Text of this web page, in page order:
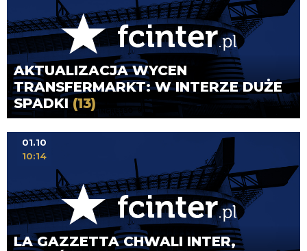
AKTUALIZACJA WYCEN
TRANSFERMARKT: W INTERZE DUŻE
SPADKI(13)
LA GAZZETTA CHWALI INTER,
01.10
10:14